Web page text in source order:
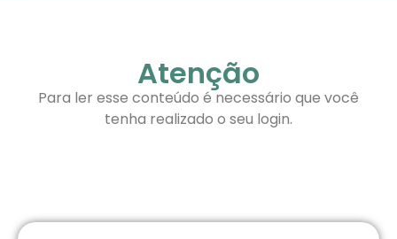
Atenção
Para ler esse conteúdo é necessário que você
tenha realizado o seu login.